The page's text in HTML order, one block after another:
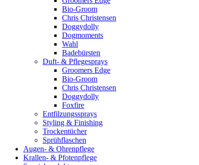
Bio-Groom
Chris Christensen
Doggydolly
Dogmoments
Wahl
Badebürsten
Duft- & Pflegesprays
Groomers Edge
Bio-Groom
Chris Christensen
Doggydolly
Foxfire
Entfilzungssprays
Styling & Finishing
Trockentücher
Sprühflaschen
Augen- & Ohrenpflege
Krallen- & Pfotenpflege